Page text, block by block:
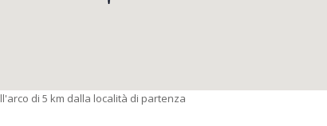
di 5 km dalla località di partenza